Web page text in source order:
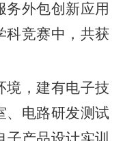
务外包创新应用
科竞赛中 ，共获
境，建有电子技
、电路研发测试